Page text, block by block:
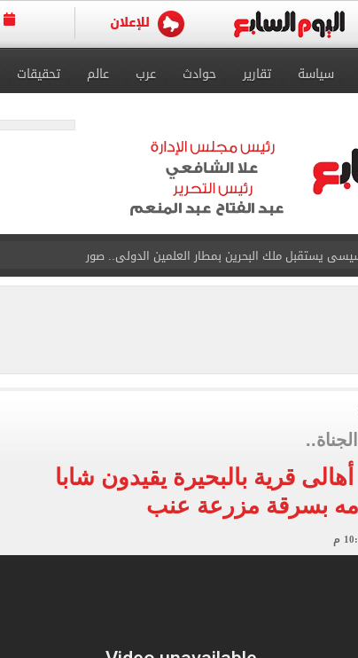
سياسة تقارير حوادث عرب عالم تحقيقات
على النجوم بسداسية ودياً.. وغياب إمام عاشور
عدة أشخاص في إطلاق نار بولاية نورث كارولينا
عروس الشرقية إلى مثواها الأخير بعد وفاتها ليلة زفافها.. صور
من السوشيال ميديا حلال أم حرام؟.. أمين الفتوى يجيب «فيديو»
يستقبل ملك البحرين بمطار العلمين الدولى.. صور
قرية بالبحيرة يقيدون شابا
بسرقة مزرعة عنب